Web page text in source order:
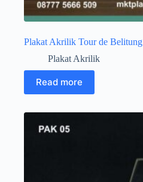
Plakat Akrilik Tour de Belitung
Plakat Akrilik
Read more